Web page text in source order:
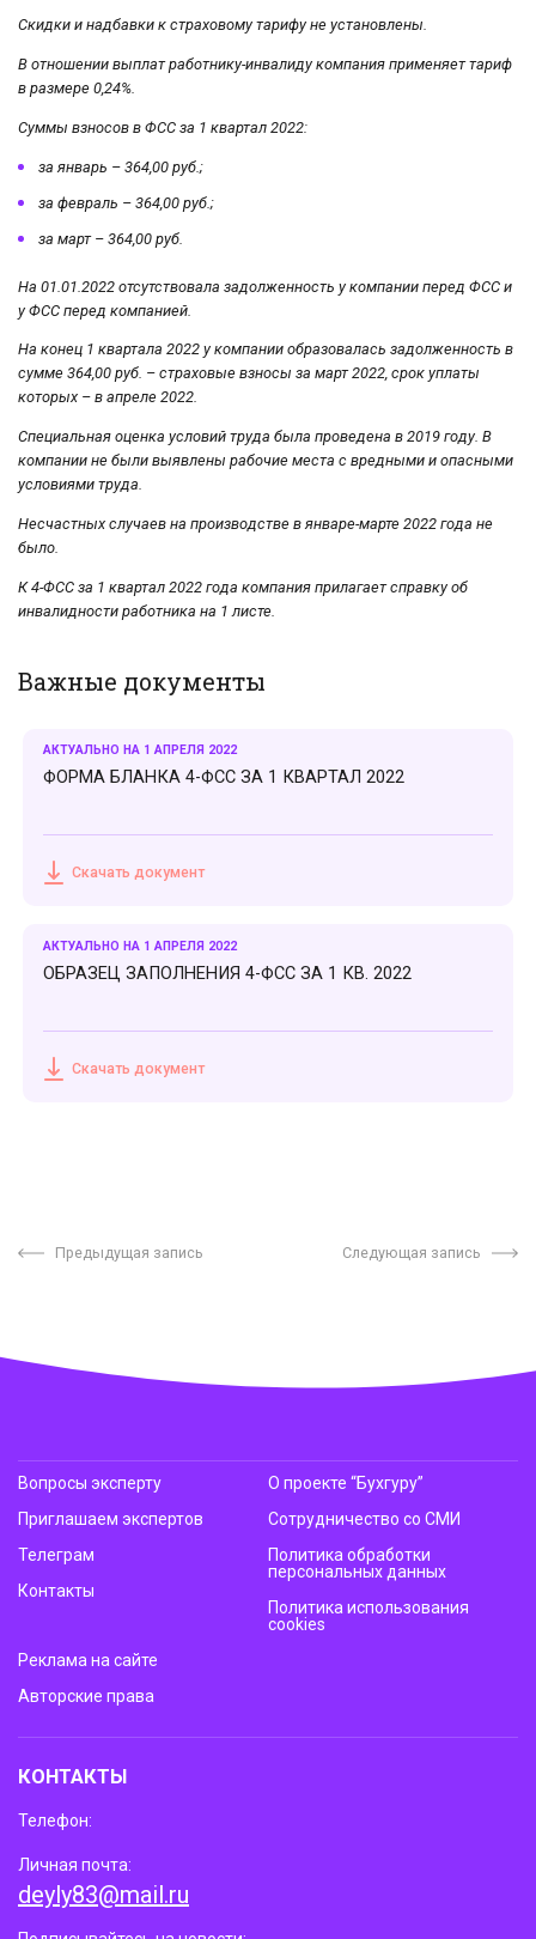
Скидки и надбавки к страховому тарифу не установлены.
В отношении выплат работнику-инвалиду компания применяет тариф
в размере 0,24%.
Суммы взносов в ФСС за 1 квартал 2022:
за январь – 364,00 руб.;
за февраль – 364,00 руб.;
за март – 364,00 руб.
На 01.01.2022 отсутствовала задолженность у компании перед ФСС и
у ФСС перед компанией.
На конец 1 квартала 2022 у компании образовалась задолженность в
сумме 364,00 руб. – страховые взносы за март 2022, срок уплаты
которых – в апреле 2022.
Специальная оценка условий труда была проведена в 2019 году. В
компании не были выявлены рабочие места с вредными и опасными
условиями труда.
Несчастных случаев на производстве в январе-марте 2022 года не
было.
К 4-ФСС за 1 квартал 2022 года компания прилагает справку об
инвалидности работника на 1 листе.
Важные документы
АКТУАЛЬНО НА 1 АПРЕЛЯ 2022
ФОРМА БЛАНКА 4-ФСС ЗА 1 КВАРТАЛ 2022
Скачать документ
АКТУАЛЬНО НА 1 АПРЕЛЯ 2022
ОБРАЗЕЦ ЗАПОЛНЕНИЯ 4-ФСС ЗА 1 КВ. 2022
Скачать документ
Предыдущая запись Следующая запись
Вопросы эксперту
Приглашаем экспертов
Телеграм
Контакты
О проекте “Бухгуру”
Сотрудничество со СМИ
Политика обработки
персональных данных
Политика использования
cookies
Реклама на сайте
Авторские права
КОНТАКТЫ
Телефон:
Личная почта:
deyly83@mail.ru